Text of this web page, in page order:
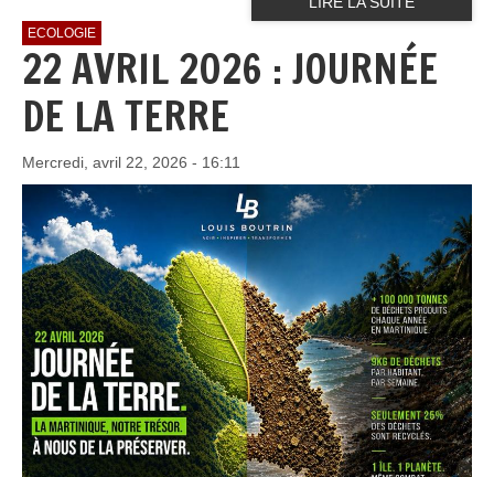
ECOLOGIE
22 AVRIL 2026 : JOURNÉE
DE LA TERRE
Mercredi, avril 22, 2026 - 16:11